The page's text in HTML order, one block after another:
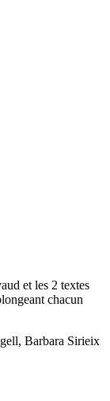
et les 2 textes
chacun
Barbara Sirieix